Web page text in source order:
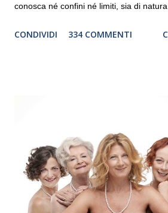
conosca né confini né limiti, sia di
debutterà il 10 settembre a Heiden, in
“Settembre dell’Accademia” dove si
consecutivo. Il pubblico milanese avrà il
giovani artisti della Baltic Sea Youth
volta. L’orchestra, fondata nel 2008 da
da un prestigioso consiglio di consulent...
CONDIVIDI 334 COMMENTI